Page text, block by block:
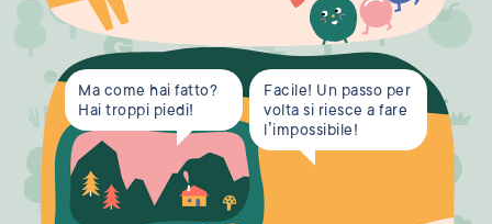
Ma come hai fatto?
Hai troppi piedi!
Facile! Un passo per
volta si riesce a fare
l’impossibile!